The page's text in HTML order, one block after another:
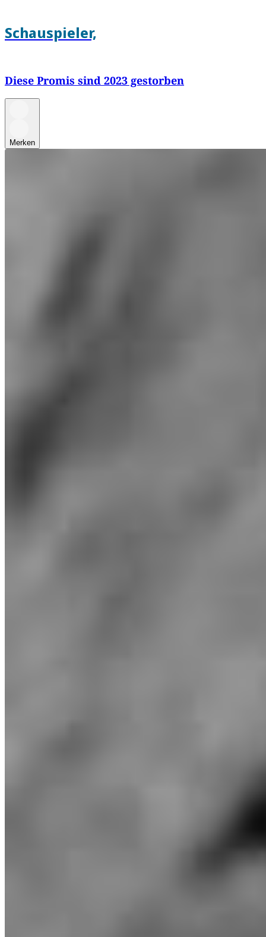
Schauspieler,
Diese Promis sind 2023 gestorben
Merken